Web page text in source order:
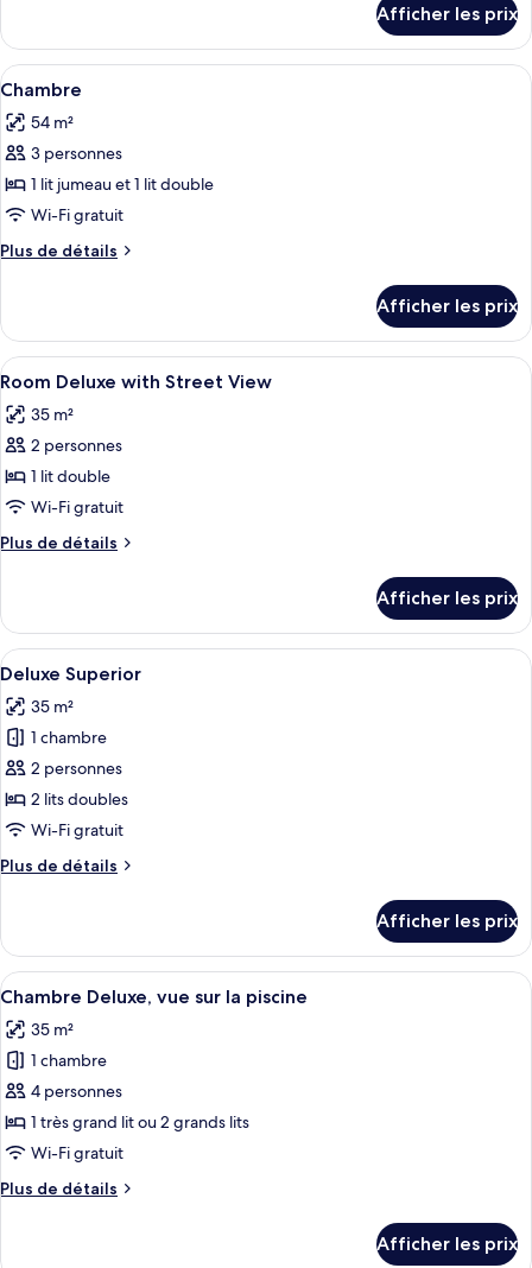
Room
Executive
with
Street
View
Room
Executive
with
View
Afficher les prix
Afficher
toutes
les
photos
pour
ce
type
de
Chambre
4
Chambre
54 m²
3 personnes
1 lit jumeau et 1 lit double
Wi-Fi gratuit
Plus de détails
Plus
Chambre
Afficher les prix
Afficher
toutes
les
photos
pour
ce
type
de
Room
Deluxe
with
Street
View
4
Room Deluxe with Street View
35 m²
2 personnes
1 lit double
Wi-Fi gratuit
Plus de détails
Plus
Room
Deluxe
with
View
Afficher les prix
Afficher
toutes
les
photos
pour
ce
type
chambre :
Une chambre d’hôtel avec deux
5
Deluxe Superior
35 m²
1 chambre
2 personnes
2 lits doubles
Wi-Fi gratuit
Plus de détails
Plus
Deluxe
Superior
Afficher les prix
Afficher
toutes
les
photos
pour
ce
type
chambre :
Un espace piscine sur le toit,
5
Chambre Deluxe, vue sur la piscine
35 m²
1 chambre
4 personnes
1 très grand lit ou 2 grands lits
Wi-Fi gratuit
Plus de détails
Plus
Afficher les prix